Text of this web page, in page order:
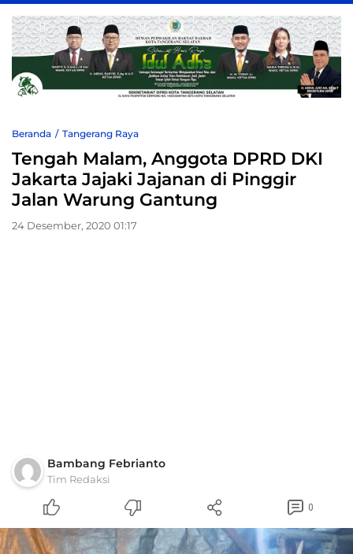
Beranda Tangerang Raya
Tengah Malam, Anggota DPRD DKI
Jakarta Jajaki Jajanan di Pinggir
Jalan Warung Gantung
24 Desember, 2020 01:17
Bambang Febrianto
Tim Redaksi
0